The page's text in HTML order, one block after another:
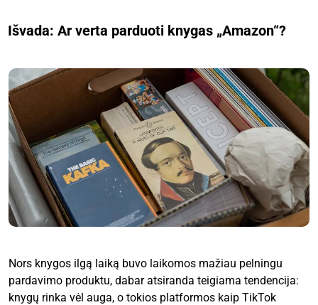
Išvada: Ar verta parduoti knygas „Amazon“?
Nors knygos ilgą laiką buvo laikomos mažiau pelningu
pardavimo produktu, dabar atsiranda teigiama tendencija:
knygų rinka vėl auga, o tokios platformos kaip TikTok